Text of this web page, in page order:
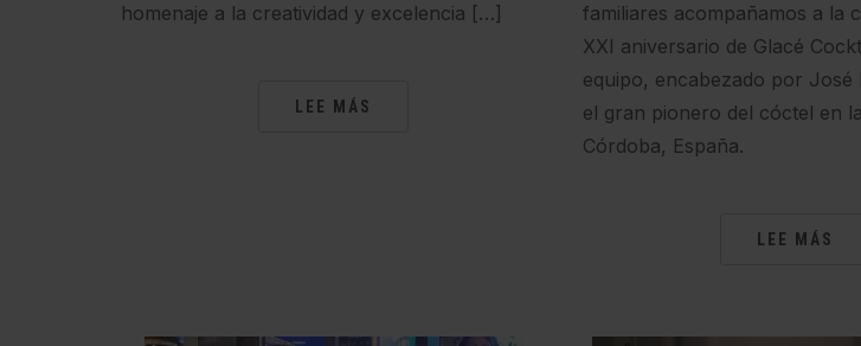
homenaje a la creatividad y excelencia […]
LEE MÁS
familiares acompañamos a la
XXI aniversario de Glacé
equipo, encabezado por José
el gran pionero del cóctel en
Córdoba, España.
LEE MÁS